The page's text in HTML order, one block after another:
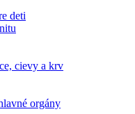
deti
cievy a krv
orgány